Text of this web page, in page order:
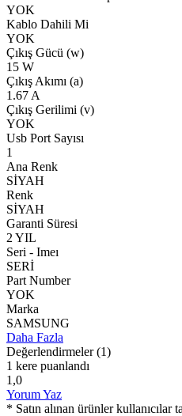
YOK
Kablo Dahili Mi
YOK
Çıkış Gücü (w)
15 W
Çıkış Akımı (a)
1.67 A
Çıkış Gerilimi (v)
YOK
Usb Port Sayısı
1
Ana Renk
SİYAH
Renk
SİYAH
Garanti Süresi
2 YIL
Seri - Imeı
SERİ
Part Number
YOK
Marka
SAMSUNG
Daha Fazla
Değerlendirmeler (1)
1 kere puanlandı
1,0
Yorum Yaz
* Satın alınan ürünler kullanıcılar